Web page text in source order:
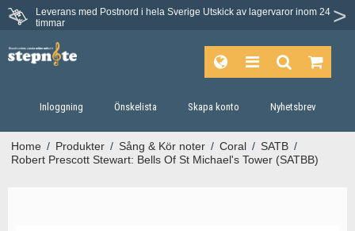
Leverans med Postnord i hela Sverige Utskick av lagervaror inom 24
timmar
Inloggning Önskelista Skapa konto Nyhetsbrev
Home / Produkter / Sång & Kör noter / Coral / SATB /
Robert Prescott Stewart: Bells Of St Michael's Tower (SATBB)